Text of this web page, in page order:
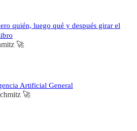
quién, luego qué y después girar el
🚀
Artificial General
🚀